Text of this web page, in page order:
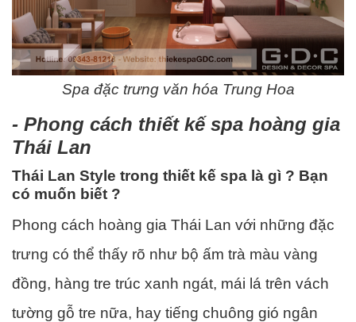
Spa đặc trưng văn hóa Trung Hoa
- Phong cách thiết kế spa hoàng gia
Thái Lan
Thái Lan Style trong thiết kế spa là gì ? Bạn
có muốn biết ?
Phong cách hoàng gia Thái Lan với những đặc
trưng có thể thấy rõ như bộ ấm trà màu vàng
đồng, hàng tre trúc xanh ngát, mái lá trên vách
tường gỗ tre nữa, hay tiếng chuông gió ngân